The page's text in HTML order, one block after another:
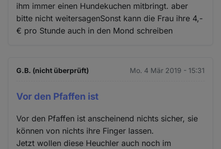
ihm immer einen Hundekuchen mitbringt. aber
bitte nicht weitersagenSonst kann die Frau ihre 4,-
€ pro Stunde auch in den Mond schreiben
G.B. (nicht überprüft) Mo. 4 Mär 2019 - 15:31
Vor den Pfaffen ist
Vor den Pfaffen ist anscheinend nichts sicher, sie
können von nichts ihre Finger lassen.
Jetzt wollen diese Heuchler auch noch im